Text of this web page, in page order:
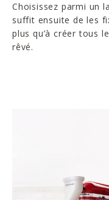
Choisissez parmi un
suffit ensuite de les
plus qu’à créer tous
rêvé.